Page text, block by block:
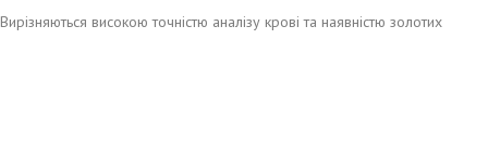
високою точністю аналізу крові та наявністю золотих